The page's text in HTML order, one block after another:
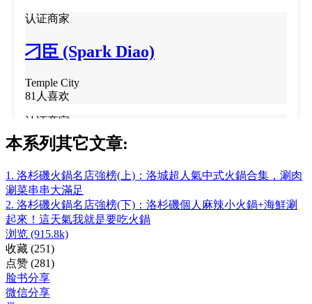
本系列其它文章:
1. 洛杉磯火鍋名店強榜(上)：洛城超人氣中式火鍋合集，涮肉
涮菜串串大滿足
2. 洛杉磯火鍋名店強榜(下)：洛杉磯個人麻辣小火鍋+海鮮涮
起來！這天氣我就是要吃火鍋
浏览 (915.8k)
收藏 (251)
点赞 (281)
脸书分享
微信分享